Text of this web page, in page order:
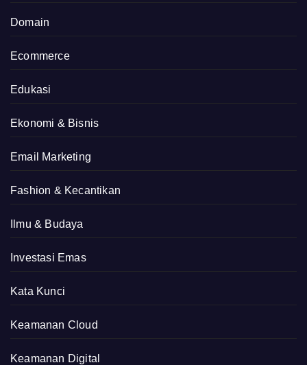
Domain
Ecommerce
Edukasi
Ekonomi & Bisnis
Email Marketing
Fashion & Kecantikan
Ilmu & Budaya
Investasi Emas
Kata Kunci
Keamanan Cloud
Keamanan Digital